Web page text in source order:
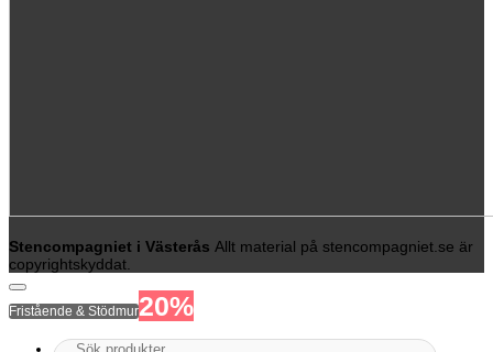
Stencompagniet i Västerås Allt material på stencompagniet.se är
copyrightskyddat.
Fristående & Stödmur20%
Sök